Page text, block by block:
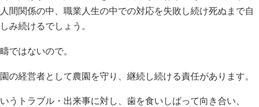
間関係の中、職業人生の中での対応を失敗し続け死ぬまで自
み続けるでしょう。
ではないので。
の経営者として農園を守り、継続し続ける責任があります。
うトラブル・出来事に対し、歯を食いしばって向き合い、